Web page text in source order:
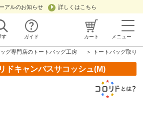
アルのお知らせ 詳しくはこちら
す ガイド カート メニュー
グ専門店のトートバッグ工房 ＞ トートバッグ取り
ドキャンバスサコッシュ(M)